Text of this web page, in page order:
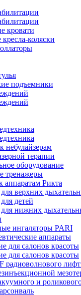
кровати
коляски
подъемники
небулайзерам
терапии
оборудование
тренажеры
аппаратам Рикта
верхних
детей
нижних
ингаляторы PARI
аппараты
для салонов красоты
для салонов красоты
радиоволнового
и